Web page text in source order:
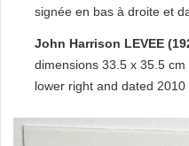
signée en bas à droite et
John Harrison LEVEE
dimensions 33.5 x 35.5
lower right and dated 2010